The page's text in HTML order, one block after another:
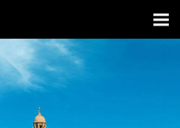
网站首页